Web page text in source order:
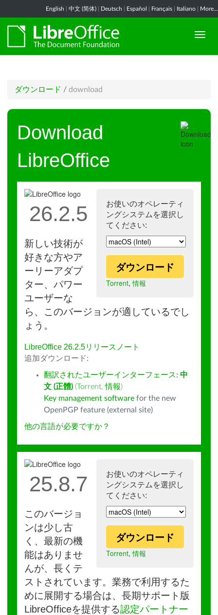
English 中文 (简体) Deutsch Español Français Italiano More...
ダウンロード / download
Download
LibreOffice
お使いのオペレーティ
ングシステムを選択し
てください:
ダウンロード
Torrent,情報
26.2.5
新しい技術が
好きな方やア
ーリーアダプ
ター、パワー
ユーザーな
ら、このバージョンが適しているでし
ょう。
LibreOffice 26.2.5リリースノート
追加ダウンロード:
翻訳されたユーザーインターフェース: 中
文 (正體) (Torrent,情報)
Key management software for the new
OpenPGP feature (external site)
他の言語が必要ですか？
お使いのオペレーティ
ングシステムを選択し
てください:
ダウンロード
Torrent,情報
25.8.7
このバージョ
ンは少し古
く、最新の機
能はありませ
んが、長くテ
ストされています。業務で利用するた
めに展開する場合は、長期サポート版
LibreOfficeを提供する認定パートナー